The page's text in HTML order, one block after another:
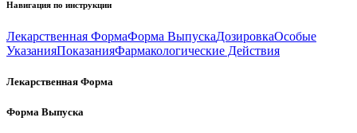
Навигация по инструкции
Лекарственная ФормаФорма ВыпускаДозировкаОсобые
УказанияПоказанияФармакологические Действия
Лекарственная Форма
Форма Выпуска